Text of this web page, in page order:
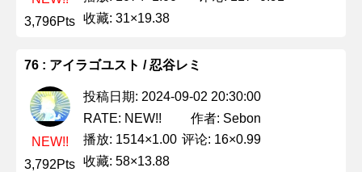
3,796Pts 收藏: 31×19.38
76 : アイラゴユスト / 忍谷レミ
NEW!!
3,792Pts
投稿日期: 2024-09-02 20:30:00
RATE: NEW!!
作者: Sebon
播放: 1514×1.00 评论: 16×0.99
收藏: 58×13.88